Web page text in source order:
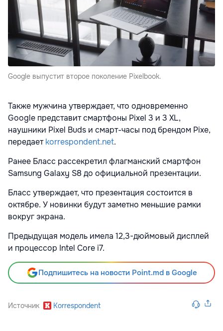
Google выпустит второе поколение Pixelbook.
Также мужчина утверждает, что одновременно
Google представит смартфоны Pixel 3 и 3 XL,
наушники Pixel Buds и смарт-часы под брендом Pixe,
передаетkorrespondent.net.
Ранее Бласс рассекретил флагманский смартфон
Samsung Galaxy S8 до официальной презентации.
Бласс утверждает, что презентация состоится в
октябре. У новинки будут заметно меньшие рамки
вокруг экрана.
Предыдущая модель имела 12,3-дюймовый дисплей
и процессор Intel Core i7.
Подпишитесь на новости Point.md в Google
Источник Korrespondent